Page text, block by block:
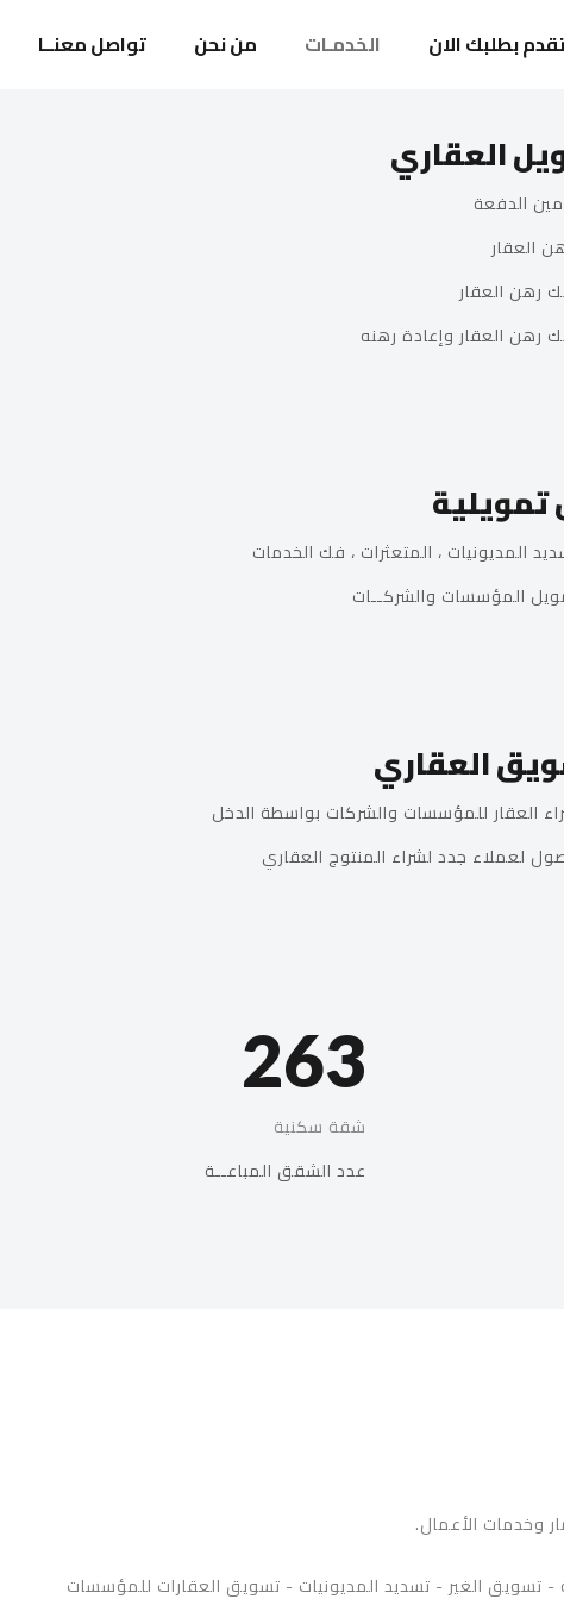
بطلبك الان الخدمـات من نحن تواصل معنــا
العقاري
الدفعة
العقار
العقار وإعادة رهنه
تمويلية
المديونيات ، المتعثرات ، فك الخدمات
المؤسسات والشركــات
العقاري
العقار للمؤسسات والشركات بواسطة الدخل
لعملاء جدد لشراء المنتوج العقاري
263
شقة سكنية
عدد الشقق المباعــة
وخدمات الأعمال.
تسويق الغير - تسديد المديونيات - تسويق العقارات للمؤسسات